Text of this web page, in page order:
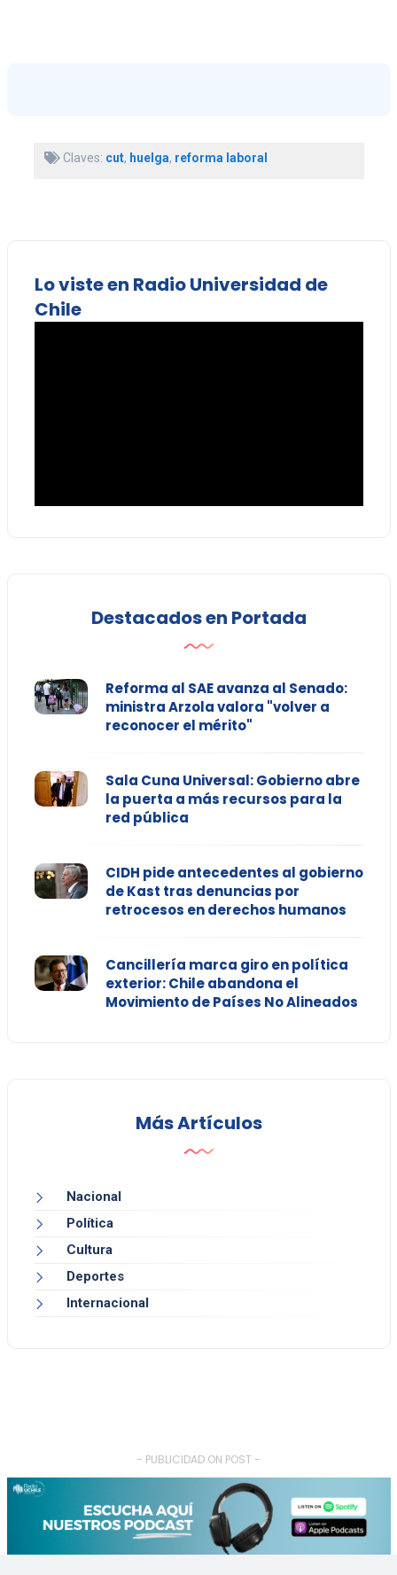
Claves: cut, huelga, reforma laboral
Lo viste en Radio Universidad de
Chile
Destacados en Portada
Reforma al SAE avanza al Senado:
ministra Arzola valora "volver a
reconocer el mérito"
Sala Cuna Universal: Gobierno abre
la puerta a más recursos para la
red pública
CIDH pide antecedentes al gobierno
de Kast tras denuncias por
retrocesos en derechos humanos
Cancillería marca giro en política
exterior: Chile abandona el
Movimiento de Países No Alineados
Más Artículos
Nacional
Política
Cultura
Deportes
Internacional
- PUBLICIDAD ON POST -